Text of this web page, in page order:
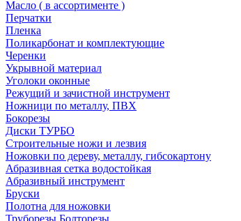
Масло ( в ассортименте )
Перчатки
Пленка
Поликарбонат и комплектующие
Черенки
Укрывной материал
Уголоки оконные
Режущий и зачистной инструмент
Ножници по металлу, ПВХ
Бокорезы
Диски ТУРБО
Строительные ножи и лезвия
Ножовки по дереву, металлу, гибсокартону
Абразивная сетка водостойкая
Абразивный инструмент
Бруски
Полотна для ножовки
Труборезы Болторезы